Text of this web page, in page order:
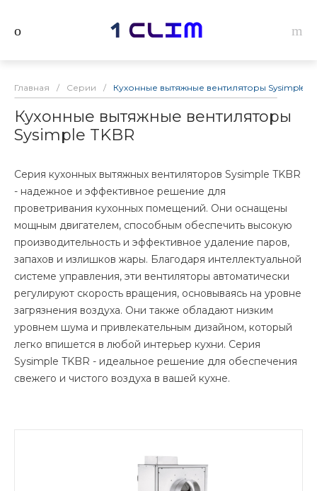
Главная / Серии / Кухонные вытяжные вентиляторы Sysimple
Кухонные вытяжные вентиляторы
Sysimple TKBR
Серия кухонных вытяжных вентиляторов Sysimple TKBR
- надежное и эффективное решение для
проветривания кухонных помещений. Они оснащены
мощным двигателем, способным обеспечить высокую
производительность и эффективное удаление паров,
запахов и излишков жары. Благодаря интеллектуальной
системе управления, эти вентиляторы автоматически
регулируют скорость вращения, основываясь на уровне
загрязнения воздуха. Они также обладают низким
уровнем шума и привлекательным дизайном, который
легко впишется в любой интерьер кухни. Серия
Sysimple TKBR - идеальное решение для обеспечения
свежего и чистого воздуха в вашей кухне.